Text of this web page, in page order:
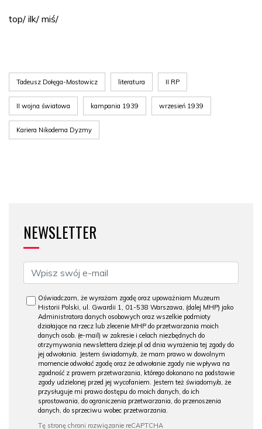
top/ ilk/ miś/
Tadeusz Dołęga-Mostowicz literatura II RP
II wojna światowa kampania 1939 wrzesień 1939
Kariera Nikodema Dyzmy
NEWSLETTER
Oświadczam, że wyrażam zgodę oraz upoważniam Muzeum
Historii Polski, ul. Gwardii 1, 01-538 Warszawa, (dalej MHP) jako
Administratora danych osobowych oraz wszelkie podmioty
działające na rzecz lub zlecenie MHP do przetwarzania moich
danych osob. (e-mail) w zakresie i celach niezbędnych do
otrzymywania newslettera dzieje.pl od dnia wyrażenia tej zgody do
jej odwołania. Jestem świadomy/a, że mam prawo w dowolnym
momencie odwołać zgodę oraz że odwołanie zgody nie wpływa na
zgodność z prawem przetwarzania, którego dokonano na podstawie
zgody udzielonej przed jej wycofaniem. Jestem też świadomy/a, że
przysługuje mi prawo dostępu do moich danych, do ich
sprostowania, do ograniczenia przetwarzania, do przenoszenia
danych, do sprzeciwu wobec przetwarzania.